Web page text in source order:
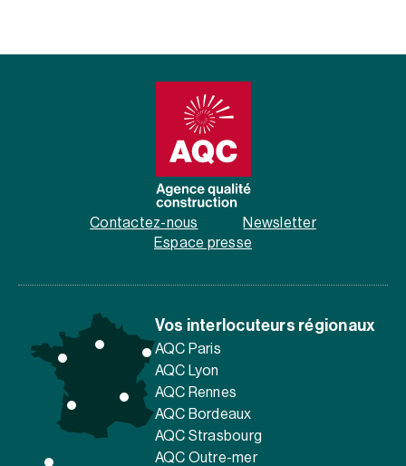
Contactez-nous
Newsletter
Espace presse
Vos interlocuteurs régionaux
AQC Paris
AQC Lyon
AQC Rennes
AQC Bordeaux
AQC Strasbourg
AQC Outre-mer